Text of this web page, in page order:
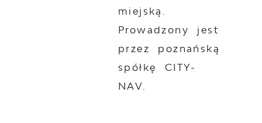
miejską.
Prowadzony jest
przez poznańską
spółkę CITY-
NAV.